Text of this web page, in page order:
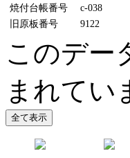
焼付台帳番号
c-038
旧原板番号
9122
このデー
まれてい